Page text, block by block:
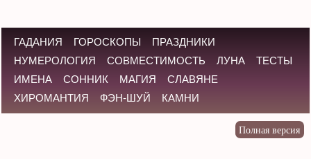
ГАДАНИЯ ГОРОСКОПЫ
ПРАЗДНИКИ
НУМЕРОЛОГИЯ
СОВМЕСТИМОСТЬ ЛУНА
ТЕСТЫ
ИМЕНА
СОННИК МАГИЯ
СЛАВЯНЕ
ХИРОМАНТИЯ
ФЭН-ШУЙ КАМНИ